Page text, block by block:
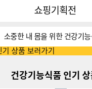
다나와
쇼핑기획전
소중한 내 몸을 위한 건강기
건강기능식품 인기 상